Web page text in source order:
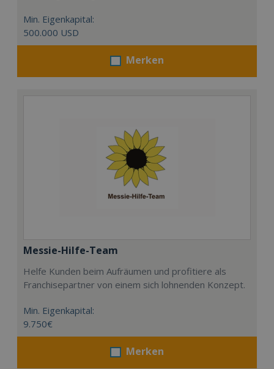
Min. Eigenkapital:
500.000 USD
Merken
Messie-Hilfe-Team
Helfe Kunden beim Aufräumen und profitiere als
Franchisepartner von einem sich lohnenden Konzept.
Min. Eigenkapital:
9.750€
Merken